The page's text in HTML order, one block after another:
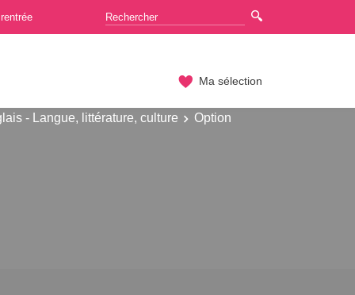
Ma sélection
- Langue, littérature, culture Option